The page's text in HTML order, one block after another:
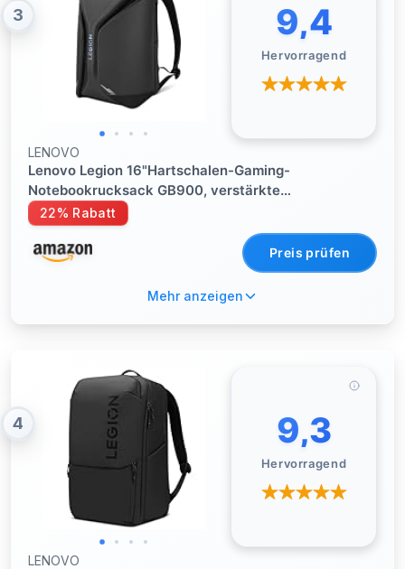
3 9,4
Hervorragend
LENOVO
Lenovo Legion 16"Hartschalen-Gaming-
Notebookrucksack GB900, verstärkte
Laptoptasche, wasserfestes Material, stoßfeste
Polsterung und bequeme Schultergurte – Schwarz
22% Rabatt
Preis prüfen
Mehr anzeigen
4 9,3
Hervorragend
LENOVO